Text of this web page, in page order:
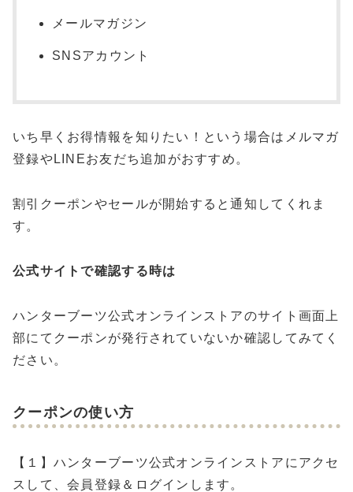
メールマガジン
SNSアカウント
いち早くお得情報を知りたい！という場合はメルマガ
登録やLINEお友だち追加がおすすめ。
割引クーポンやセールが開始すると通知してくれま
す。
公式サイトで確認する時は
ハンターブーツ公式オンラインストアのサイト画面上
部にてクーポンが発行されていないか確認してみてく
ださい。
クーポンの使い方
【１】ハンターブーツ公式オンラインストアにアクセ
スして、会員登録＆ログインします。